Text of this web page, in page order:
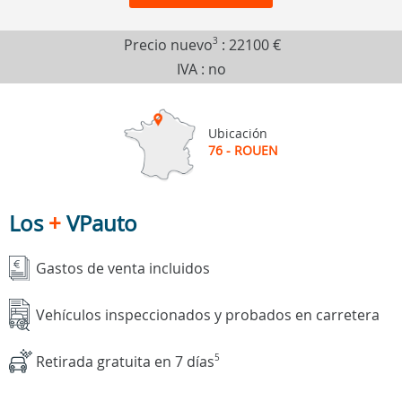
Precio nuevo3 : 22100 €
IVA : no
Ubicación
76 - ROUEN
Los+VPauto
Gastos de venta incluidos
Vehículos inspeccionados y probados en carretera
Retirada gratuita en 7 días5